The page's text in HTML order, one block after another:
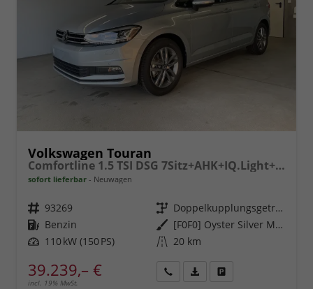
Volkswagen Touran
Comfortline 1.5 TSI DSG 7Sitz+AHK+IQ.Light+Kamera+Navi+eHeck+Keyless+Sitzheiz
sofort lieferbar Neuwagen
Fahrzeugnr. 93269 Getriebe
Doppelkupplungsgetriebe (DSG)
Kraftstoff Benzin Außenfarbe
[F0F0] Oyster Silver Metallic
Leistung 110 kW (150 PS) Kilometerstand 20 km
39.239,– €
incl. 19% MwSt.